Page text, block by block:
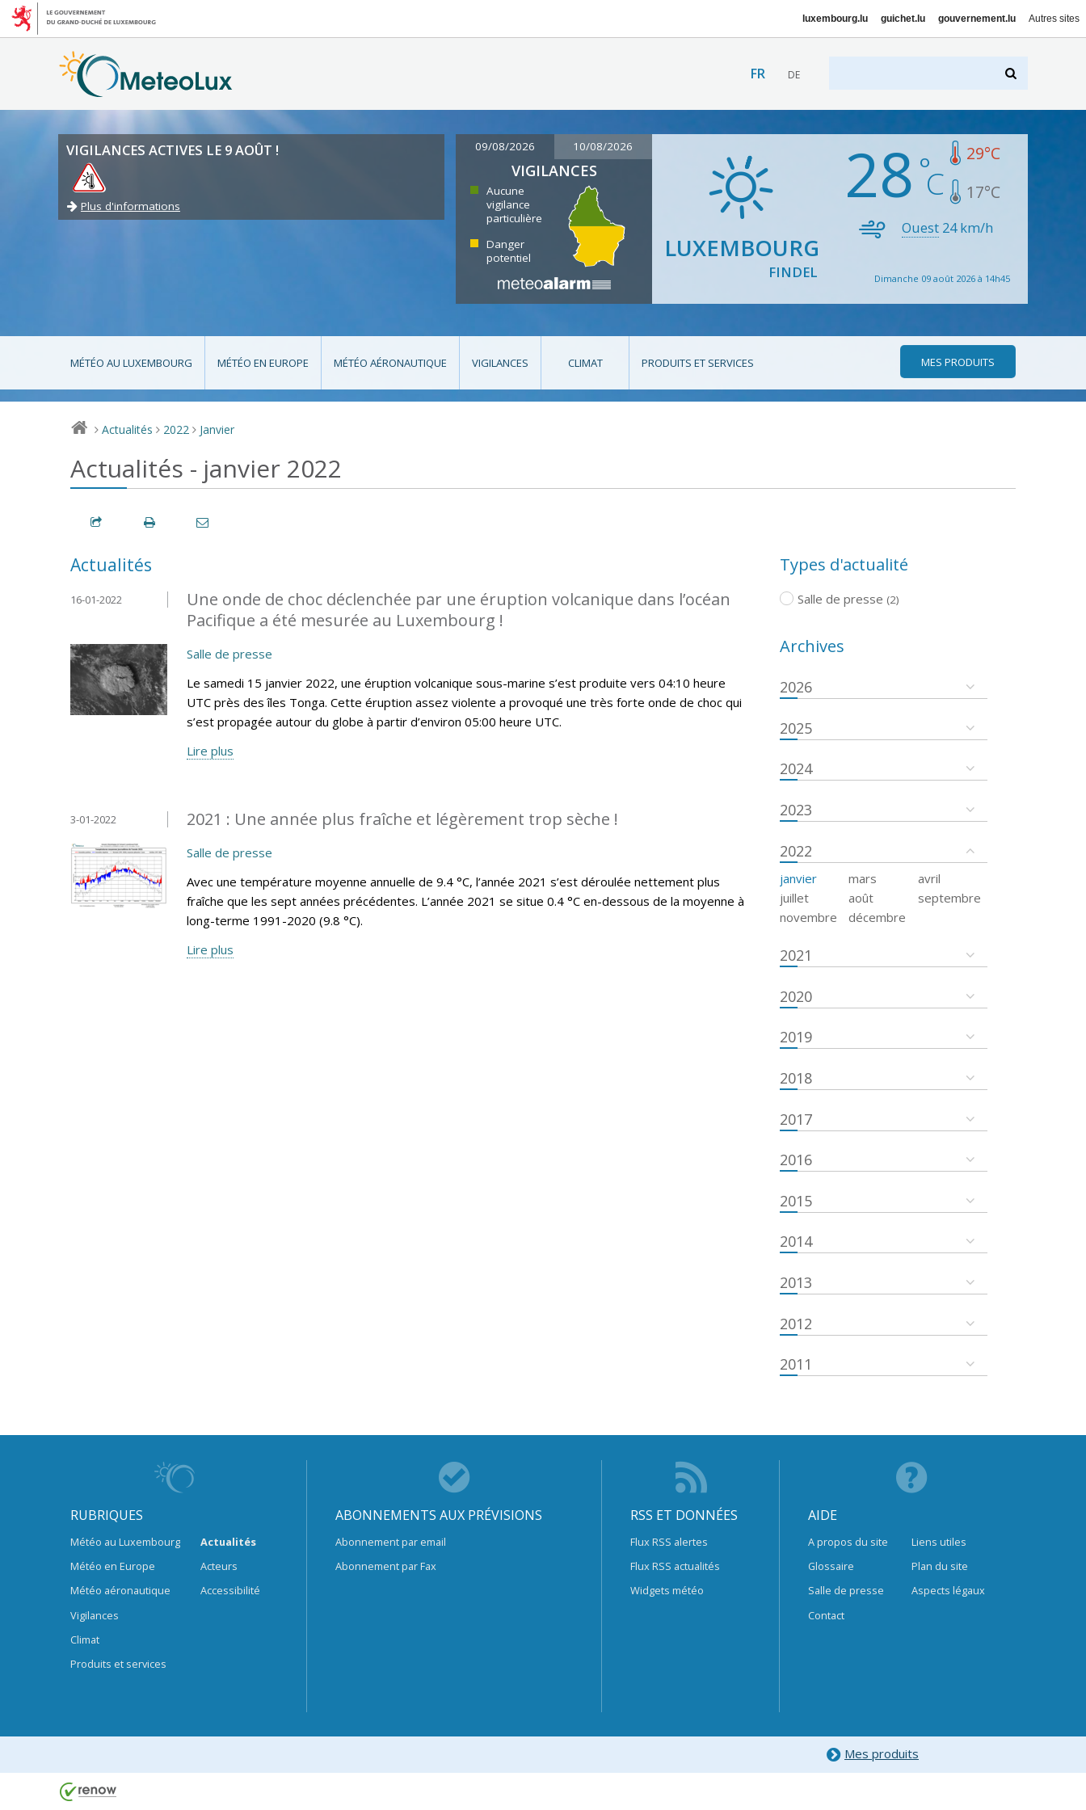
luxembourg.lu guichet.lu gouvernement.lu Autres sites
FR DE
VIGILANCES ACTIVES LE 9 AOÛT !
Plus d'informations
09/08/2026 10/08/2026
VIGILANCES
Aucune
vigilance
particulière
Danger
potentiel
LUXEMBOURG
FINDEL
28 29°C
17°C
Ouest 24km/h
Dimanche 09 août 2026 à 14h45
MÉTÉO AU LUXEMBOURG MÉTÉO EN EUROPE MÉTÉO AÉRONAUTIQUE VIGILANCES CLIMAT PRODUITS ET SERVICES MES PRODUITS
> Actualités > 2022 > Janvier
Actualités - janvier 2022
Actualités
Une onde de choc déclenchée par une éruption volcanique dans l’océan
Pacifique a été mesurée au Luxembourg !
16-01-2022
Salle de presse
Le samedi 15 janvier 2022, une éruption volcanique sous-marine s’est produite vers 04:10 heure
UTC près des îles Tonga. Cette éruption assez violente a provoqué une très forte onde de choc qui
s’est propagée autour du globe à partir d’environ 05:00 heure UTC.
Lire plus
2021 : Une année plus fraîche et légèrement trop sèche !
3-01-2022
Salle de presse
Avec une température moyenne annuelle de 9.4 °C, l’année 2021 s’est déroulée nettement plus
fraîche que les sept années précédentes. L’année 2021 se situe 0.4 °C en-dessous de la moyenne à
long-terme 1991-2020 (9.8 °C).
Lire plus
Types d'actualité
Salle de presse (2)
Archives
2026
2025
2024
2023
2022
janvier mars
avril
juillet
août
septembre
novembre
décembre
2021
2020
2019
2018
2017
2016
2015
2014
2013
2012
2011
RUBRIQUES
Météo au Luxembourg
Météo en Europe
Météo aéronautique
Vigilances
Climat
Produits et services
Actualités
Acteurs
Accessibilité
ABONNEMENTS AUX PRÉVISIONS
Abonnement par email
Abonnement par Fax
RSS ET DONNÉES
Flux RSS alertes
Flux RSS actualités
Widgets météo
AIDE
A propos du site
Glossaire
Salle de presse
Contact
Liens utiles
Plan du site
Aspects légaux
Mes produits